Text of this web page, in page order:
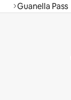
Guanella Pass